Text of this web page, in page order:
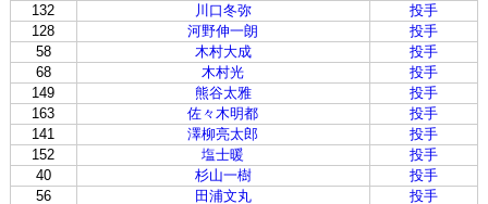
132
川口冬弥
投手
128
河野伸一朗
投手
58
木村大成
投手
68
木村光
投手
149
熊谷太雅
投手
163
佐々木明都
投手
141
澤柳亮太郎
投手
152
塩士暖
投手
40
杉山一樹
投手
56
田浦文丸 投手